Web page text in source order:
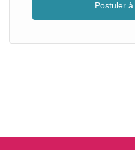
Postuler